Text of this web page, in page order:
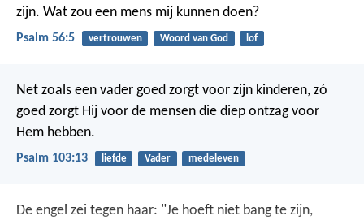
zijn. Wat zou een mens mij kunnen doen?
Psalm 56:5 vertrouwen Woord van God lof
Net zoals een vader goed zorgt voor zijn kinderen, zó
goed zorgt Hij voor de mensen die diep ontzag voor
Hem hebben.
Psalm 103:13 liefde Vader medeleven
De engel zei tegen haar: "Je hoeft niet bang te zijn,